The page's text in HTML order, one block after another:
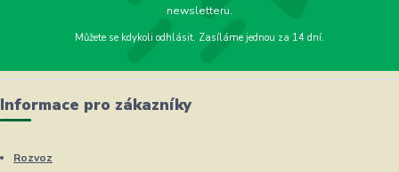
newsletteru.
Můžete se kdykoli odhlásit. Zasíláme jednou za 14 dní.
Informace pro zákazníky
Rozvoz